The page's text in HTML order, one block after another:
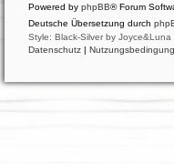
Powered by phpBB® Forum
Deutsche Übersetzung durch
Style: Black-Silver by Joyce&Luna
Datenschutz |